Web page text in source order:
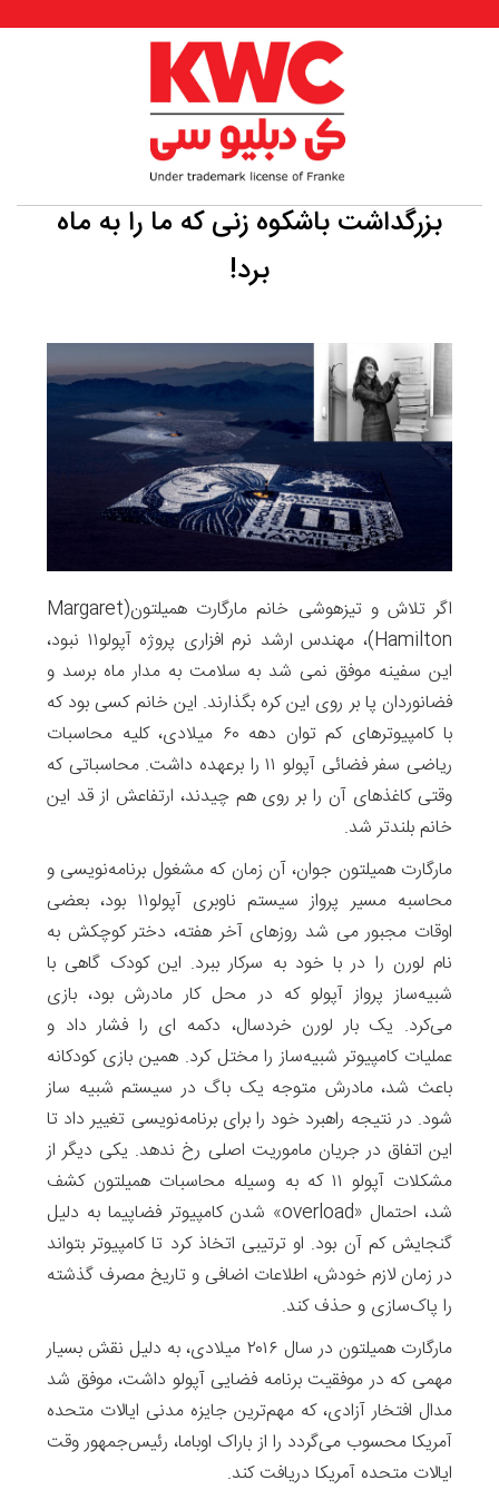
بزرگداشت باشکوه زنی که ما را به ماه
برد!
اگر تلاش و تیزهوشی خانم مارگارت همیلتون(Margaret
Hamilton)، مهندس ارشد نرم افزاری پروژه آپولو۱۱ نبود،
این سفینه موفق نمی شد به سلامت به مدار ماه برسد و
فضانوردان پا بر روی این کره بگذارند. این خانم کسی بود که
با کامپیوترهای کم توان دهه ۶۰ میلادی، کلیه محاسبات
ریاضی سفر فضائی آپولو ۱۱ را برعهده داشت. محاسباتی که
وقتی کاغذهای آن را بر روی هم چیدند، ارتفاعش از قد این
خانم بلندتر شد.
مارگارت همیلتون جوان، آن زمان که مشغول برنامه‌نویسی و
محاسبه مسیر پرواز سیستم ناوبری آپولو۱۱ بود، بعضی
اوقات مجبور می شد روزهای آخر هفته‌، دختر کوچکش به
نام لورن را در با خود به سرکار ببرد. این کودک گاهی با
شبیه‌ساز پرواز آپولو که در محل کار مادرش بود، بازی
می‌کرد. یک بار لورن خردسال، دکمه ای را فشار ‌داد و
عملیات کامپیوتر شبیه‌ساز را مختل کرد. همین بازی کودکانه
باعث شد، مادرش متوجه یک باگ در سیستم شبیه ساز
شود. در نتیجه راهبرد خود را برای برنامه‌نویسی تغییر داد تا
این اتفاق در جریان ماموریت اصلی رخ ندهد. یکی دیگر از
مشکلات آپولو ۱۱ که به وسیله محاسبات همیلتون کشف
شد، احتمال «overload» شدن کامپیوتر فضاپیما به دلیل
گنجایش کم آن بود. او ترتیبی اتخاذ کرد تا کامپیوتر بتواند
در زمان لازم خودش، اطلاعات اضافی و تاریخ مصرف گذشته
را پاک‌سازی و حذف کند.
مارگارت همیلتون در سال ۲۰۱۶ میلادی، به دلیل نقش بسیار
مهمی که در موفقیت برنامه فضایی آپولو داشت، موفق شد
مدال افتخار آزادی، که مهم‌ترین جایزه مدنی ایالات متحده
آمریکا محسوب می‌گردد را از باراک اوباما، رئیس‌جمهور وقت
ایالات متحده آمریکا دریافت کند.